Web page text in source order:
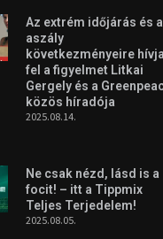
Az extrém időjárás és
aszály
következményeire hívja
fel a figyelmet Litkai
Gergely és a
közös híradója
2025.08.14.
Ne csak nézd, lásd is a
focit! – itt a Tippmix
Teljes Terjedelem!
2025.08.05.